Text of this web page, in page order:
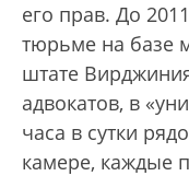
его прав. До
тюрьме на базе
штате
адвокатов, в
часа в сутки
камере, каждые